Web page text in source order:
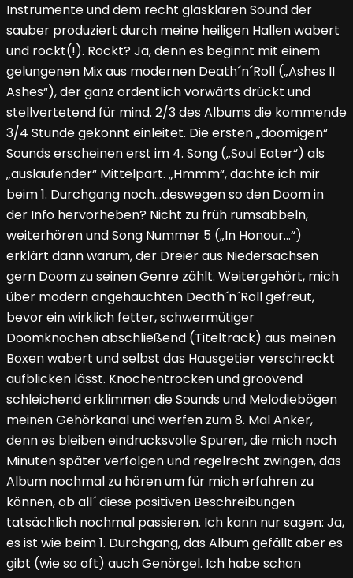
Instrumente und dem recht glasklaren Sound der
sauber produziert durch meine heiligen Hallen wabert
und rockt(!). Rockt? Ja, denn es beginnt mit einem
gelungenen Mix aus modernen Death´n´Roll („Ashes II
Ashes“), der ganz ordentlich vorwärts drückt und
stellvertetend für mind. 2/3 des Albums die kommende
3/4 Stunde gekonnt einleitet. Die ersten „doomigen“
Sounds erscheinen erst im 4. Song („Soul Eater“) als
„auslaufender“ Mittelpart. „Hmmm“, dachte ich mir
beim 1. Durchgang noch…deswegen so den Doom in
der Info hervorheben? Nicht zu früh rumsabbeln,
weiterhören und Song Nummer 5 („In Honour…“)
erklärt dann warum, der Dreier aus Niedersachsen
gern Doom zu seinen Genre zählt. Weitergehört, mich
über modern angehauchten Death´n´Roll gefreut,
bevor ein wirklich fetter, schwermütiger
Doomknochen abschließend (Titeltrack) aus meinen
Boxen wabert und selbst das Hausgetier verschreckt
aufblicken lässt. Knochentrocken und groovend
schleichend erklimmen die Sounds und Melodiebögen
meinen Gehörkanal und werfen zum 8. Mal Anker,
denn es bleiben eindrucksvolle Spuren, die mich noch
Minuten später verfolgen und regelrecht zwingen, das
Album nochmal zu hören um für mich erfahren zu
können, ob all´ diese positiven Beschreibungen
tatsächlich nochmal passieren. Ich kann nur sagen: Ja,
es ist wie beim 1. Durchgang, das Album gefällt aber es
gibt (wie so oft) auch Genörgel. Ich habe schon